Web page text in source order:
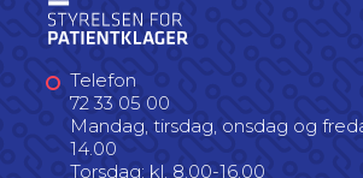
Telefon
72 33 05 00
Mandag, tirsdag, onsdag og
14.00
Torsdag: kl. 8.00-16.00